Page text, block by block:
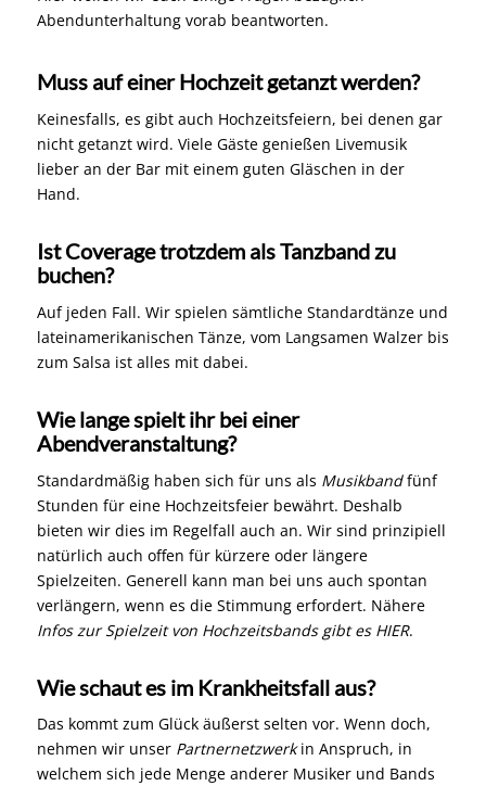
Abendunterhaltung vorab beantworten.
Muss auf einer Hochzeit getanzt werden?
Keinesfalls, es gibt auch Hochzeitsfeiern, bei denen gar
nicht getanzt wird. Viele Gäste genießen Livemusik
lieber an der Bar mit einem guten Gläschen in der
Hand.
Ist Coverage trotzdem als Tanzband zu
buchen?
Auf jeden Fall. Wir spielen sämtliche Standardtänze und
lateinamerikanischen Tänze, vom Langsamen Walzer bis
zum Salsa ist alles mit dabei.
Wie lange spielt ihr bei einer
Abendveranstaltung?
Standardmäßig haben sich für uns als Musikbandfünf
Stunden für eine Hochzeitsfeier bewährt. Deshalb
bieten wir dies im Regelfall auch an. Wir sind prinzipiell
natürlich auch offen für kürzere oder längere
Spielzeiten. Generell kann man bei uns auch spontan
verlängern, wenn es die Stimmung erfordert. Nähere
Infos zur Spielzeit von Hochzeitsbands gibt es HIER.
Wie schaut es im Krankheitsfall aus?
Das kommt zum Glück äußerst selten vor. Wenn doch,
nehmen wir unser Partnernetzwerk in Anspruch, in
welchem sich jede Menge anderer Musiker und Bands